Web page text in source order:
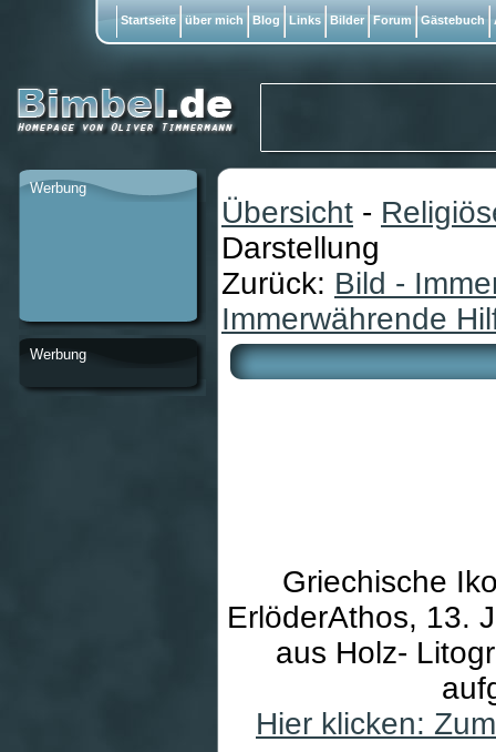
Übersicht -
Darstellung
Zurück: Bild -
Immerwährende
Griechische
ErlöderAthos, 13.
aus Holz-
Hier klicken:
Werbung
Werbung
Startseite über mich Blog Links Bilder Forum Gästebuch